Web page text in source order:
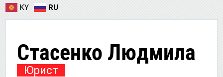
KY RU
Стасенко Людмила
Юрист